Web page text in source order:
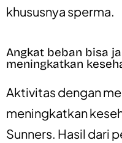
khususnya sperma.
Angkat beban bisa
meningkatkan
Aktivitas dengan
meningkatkan
Sunners. Hasil dari